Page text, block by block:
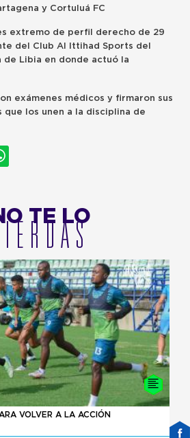
y Cortuluá FC
extremo de perfil derecho de 29
del Club Al Ittihad Sports del
Libia en donde actuó la
exámenes médicos y firmaron sus
los unen a la disciplina de
TE LO
VOLVER A LA ACCIÓN